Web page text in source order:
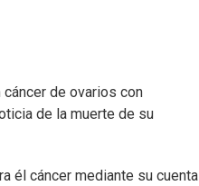
de ovarios con
de la muerte de su
él cáncer mediante su cuenta